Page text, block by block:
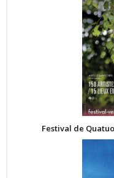
Festival de